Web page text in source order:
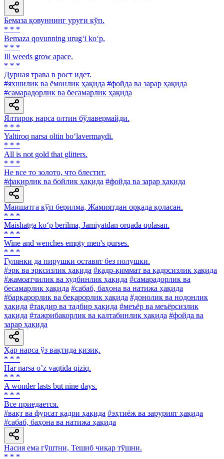
Бемаза қовуннинг уруғи кўп.
* * *
Bemaza qovunning urug‘i ko‘p.
* * *
Ill weeds grow apace.
* * *
Дурная трава в рост идет.
#яхшилик ва ёмонлик ҳақида #фойда ва зарар ҳақида
#самарадорлик ва бесамарлик ҳақида
Ялтироқ нарса олтин бўлавермайди.
* * *
Yaltiroq narsa oltin bo‘lavermaydi.
* * *
All is not gold that glitters.
* * *
He все то золото, что блестит.
#фақирлик ва бойлик ҳақида #фойда ва зарар ҳақида
Маишатга кўп берилма, Жамиятдан орқада қоласан.
* * *
Maishatga ko‘p berilma, Jamiyatdan orqada qolasan.
* * *
Wine and wenches empty men's purses.
* * *
Гулянки да пирушки оставят без полушки.
#эрк ва эрксизлик ҳақида #қадр-қиммат ва қадрсизлик ҳақида
#жамоатчилик ва худбинлик ҳақида #самарадорлик ва
бесамарлик ҳақида #сабаб, баҳона ва натижа ҳақида
#барқарорлик ва беқарорлик ҳақида #донолик ва нодонлик
ҳақида #тақдир ва тадбир ҳақида #меъёр ва меъёрсизлик
ҳақида #тажрибакорлик ва калтабинлик ҳақида #фойда ва
зарар ҳақида
Ҳар нарса ўз вақтида қизиқ.
* * *
Har narsa oʼz vaqtida qiziq.
* * *
A wonder lasts but nine days.
* * *
Все приедается.
#вақт ва фурсат қадри ҳақида #эҳтиёж ва зарурият ҳақида
#сабаб, баҳона ва натижа ҳақида
Насия ема гўштни, Тешиб чиқар тўшни.
* * *